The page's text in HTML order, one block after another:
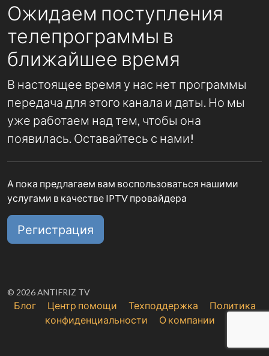
Ожидаем поступления
телепрограммы в
ближайшее время
В настоящее время у нас нет программы
передача для этого канала и даты. Но мы
уже работаем над тем, чтобы она
появилась. Оставайтесь с нами!
А пока предлагаем вам воспользоваться нашими
услугами в качестве IPTV провайдера
Регистрация
© 2026 ANTIFRIZ TV
Блог Центр помощи Техподдержка
Политика
конфиденциальности
О компании